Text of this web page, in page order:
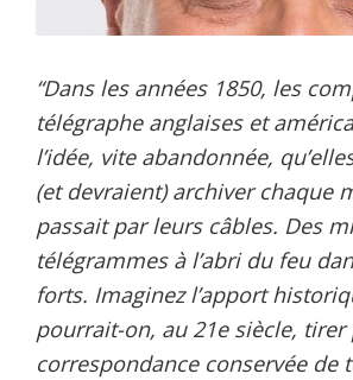
“Dans les années 1850, les
télégraphe anglaises et
l’idée, vite abandonnée,
(et devraient) archiver chaque
passait par leurs câbles. Des
télégrammes à l’abri du feu
forts. Imaginez l’apport
pourrait-on, au 21e siècle,
correspondance conservée de